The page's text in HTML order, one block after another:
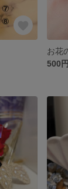
お花
500円